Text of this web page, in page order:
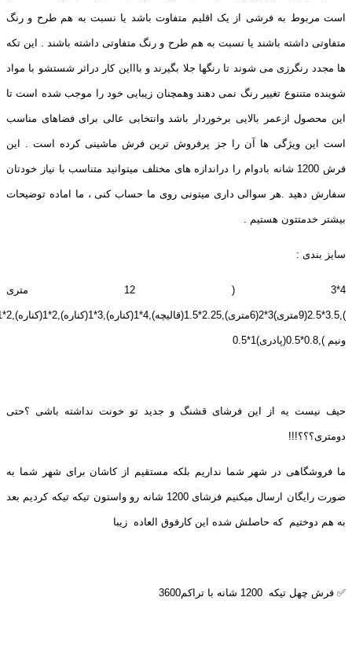
است مربوط به فرشی از یک اقلیم متفاوت باشد یا نسبت به هم طرح و رنگ
متفاوتی داشته باشند یا نسبت به هم طرح و رنگ متفاوتی داشته باشند . این تکه
ها مجدد رنگرزی می شوند تا رنگها جلا بگیرند و باااین کار دراثر شستشو با مواد
شوینده متننوع تغییر رنگ نمی دهند وهمچنان زیبایی خود را موجب شده است تا
این محصول ازعمر بالایی برخوردار باشد وانتخابی عالی برای فضاهای مناسب
است این ویژگی ها آن را جز پرفروش ترین فرش ماشینی کرده است . این
فرش 1200 شانه بادوام را دراندازه های مختلف میتوانید متناسب با نیاز خودتان
سفارش دهید .هر سوالی داری میتونی روی ما حساب کنی ، ما اماده توضیحات
بیشتر خدمتتون هستیم .
سایز بندی :
4*3 ( 12 متری
ونیم ),0.8*0.5(پادری)1*0.5
حیف نیست یه از این فرشای قشنگ و جدید تو خونت نداشته باشی ؟حتی
دومتری؟؟؟!!!
ما فروشگاهی در شهر شما نداریم بلکه مستقیم از کاشان برای شهر شما به
صورت رایگان ارسال میکنیم فرشای 1200 شانه رو واستون تیکه تیکه کردیم بعد
به هم دوختیم که حاصلش شده این کارفوق العاده زیبا
✅ فرش چهل تیکه 1200 شانه با تراکم3600